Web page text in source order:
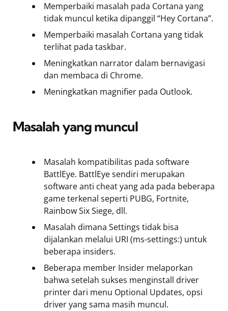
Memperbaiki masalah pada Cortana yang
tidak muncul ketika dipanggil “Hey Cortana”.
Memperbaiki masalah Cortana yang tidak
terlihat pada taskbar.
Meningkatkan narrator dalam bernavigasi
dan membaca di Chrome.
Meningkatkan magnifier pada Outlook.
Masalah yang muncul
Masalah kompatibilitas pada software
BattlEye. BattlEye sendiri merupakan
software anti cheat yang ada pada beberapa
game terkenal seperti PUBG, Fortnite,
Rainbow Six Siege, dll.
Masalah dimana Settings tidak bisa
dijalankan melalui URI (ms-settings:) untuk
beberapa insiders.
Beberapa member Insider melaporkan
bahwa setelah sukses menginstall driver
printer dari menu Optional Updates, opsi
driver yang sama masih muncul.